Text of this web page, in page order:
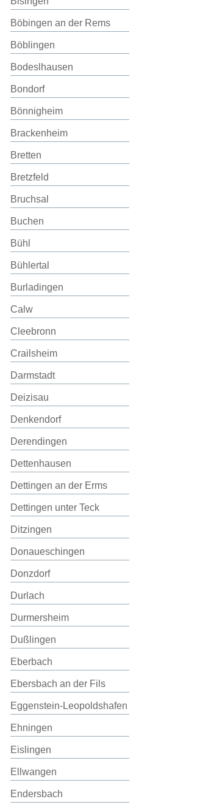
Böbingen an der Rems
Böblingen
Bodeslhausen
Bondorf
Bönnigheim
Brackenheim
Bretten
Bretzfeld
Bruchsal
Buchen
Bühl
Bühlertal
Burladingen
Calw
Cleebronn
Crailsheim
Darmstadt
Deizisau
Denkendorf
Derendingen
Dettenhausen
Dettingen an der Erms
Dettingen unter Teck
Ditzingen
Donaueschingen
Donzdorf
Durlach
Durmersheim
Dußlingen
Eberbach
Ebersbach an der Fils
Eggenstein-Leopoldshafen
Ehningen
Eislingen
Ellwangen
Endersbach